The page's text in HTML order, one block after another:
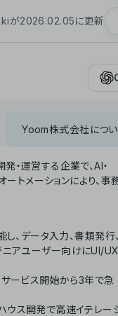
が2026.02.05に更新
Yoom株式会社につい
・運営する企業で、AI・
トメーションにより、事
、データ入力、書類発行、
ニアユーザー向けにUI/UX
ービス開始から3年で急
ウス開発で高速イテレー